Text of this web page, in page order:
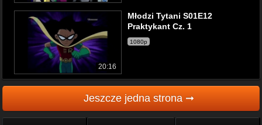
20:16
Młodzi Tytani S01E12
Praktykant Cz. 1
1080p
Jeszcze jedna strona ➞